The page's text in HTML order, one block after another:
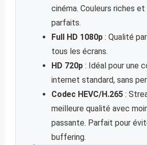
cinéma. Couleurs riches
parfaits.
Full HD 1080p : Qualité
tous les écrans.
HD 720p : Idéal pour une
internet standard, sans
Codec HEVC/H.265 :
meilleure qualité avec
passante. Parfait pour
buffering.